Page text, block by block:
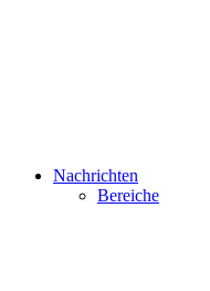
Nachrichten
Bereiche